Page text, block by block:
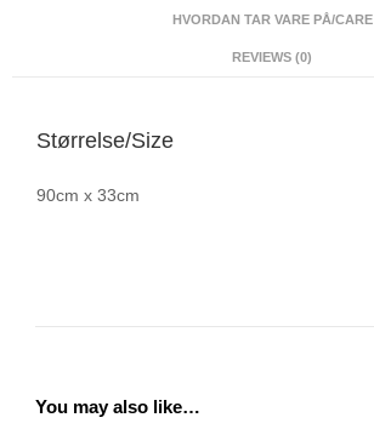
HVORDAN TAR VARE PÅ/CARE
REVIEWS (0)
Størrelse/Size
90cm x 33cm
You may also like…